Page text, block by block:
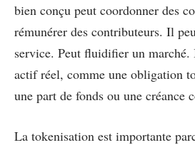
bien conçu peut coordonner des
rémunérer des contributeurs. Il
service. Peut fluidifier un marché.
actif réel, comme une obligation
une part de fonds ou une créance
La tokenisation est importante